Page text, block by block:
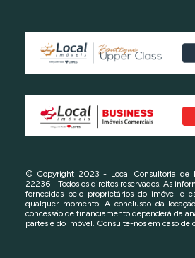
© Copyright 2023 - Local Consultoria de
22236 - Todos os direitos reservados. As
fornecidas pelo proprietários do imóvel e
qualquer momento. A conclusão da
concessão de financiamento dependerá da
partes e do imóvel. Consulte-nos em caso de